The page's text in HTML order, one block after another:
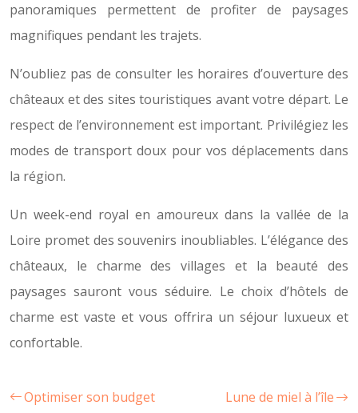
panoramiques permettent de profiter de paysages
magnifiques pendant les trajets.
N’oubliez pas de consulter les horaires d’ouverture des
châteaux et des sites touristiques avant votre départ. Le
respect de l’environnement est important. Privilégiez les
modes de transport doux pour vos déplacements dans
la région.
Un week-end royal en amoureux dans la vallée de la
Loire promet des souvenirs inoubliables. L’élégance des
châteaux, le charme des villages et la beauté des
paysages sauront vous séduire. Le choix d’hôtels de
charme est vaste et vous offrira un séjour luxueux et
confortable.
Optimiser son budget
Lune de miel à l’île